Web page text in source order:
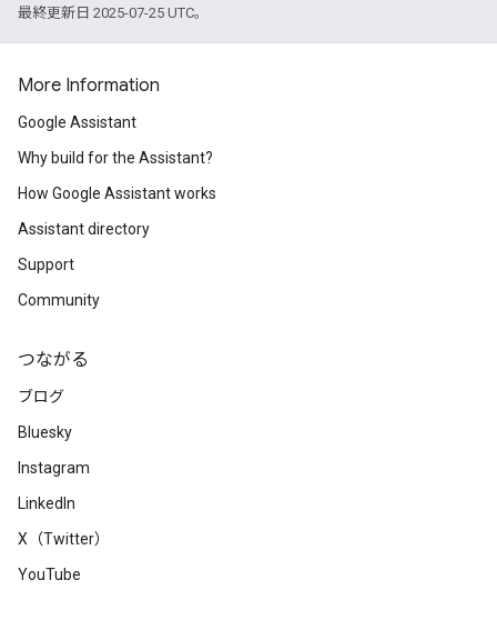
最終更新日 2025-07-25 UTC。
More Information
Google Assistant
Why build for the Assistant?
How Google Assistant works
Assistant directory
Support
Community
つながる
ブログ
Bluesky
Instagram
LinkedIn
X（Twitter）
YouTube